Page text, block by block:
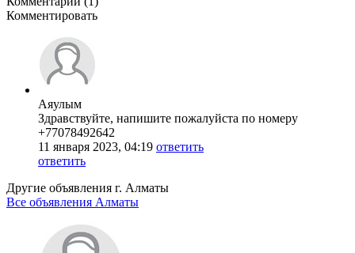
Комментировать
Аяулым
Здравствуйте, напишите пожалуйста по номеру
+77078492642
11 января 2023, 04:19 ответить
ответить
Другие объявления г. Алматы
Все объявления Алматы